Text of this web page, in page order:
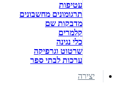
עטיפות
תרגומונים מחשבונים
מדבקות שם
קלמרים
כלי נגינה
שרטוט וגרפיקה
ערכות לבתי ספר
יצירה